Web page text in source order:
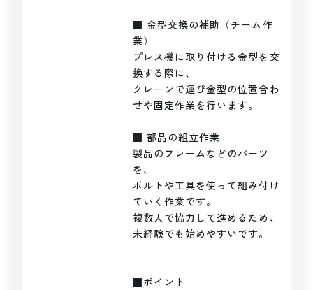
■ 金型交換の補助（チーム作
業）
プレス機に取り付ける金型を交
換する際に、
クレーンで運び金型の位置合わ
せや固定作業を行います。
■ 部品の組立作業
製品のフレームなどのパーツ
を、
ボルトや工具を使って組み付け
ていく作業です。
複数人で協力して進めるため、
未経験でも始めやすいです。
■ポイント